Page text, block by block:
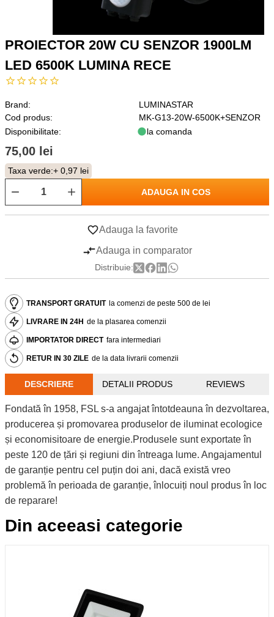
PROIECTOR 20W CU SENZOR 1900LM
LED 6500K LUMINA RECE
Brand:
LUMINASTAR
Cod produs:
MK-G13-20W-6500K+SENZOR
Disponibilitate:
la comanda
75,00 lei
Taxa verde:+ 0,97 lei
ADAUGA IN COS
Adauga la favorite
Adauga in comparator
Distribuie:
TRANSPORT GRATUIT la comenzi de peste 500 de lei
LIVRARE IN 24H de la plasarea comenzii
IMPORTATOR DIRECT fara intermediari
RETUR IN 30 ZILE de la data livrarii comenzii
DESCRIERE DETALII PRODUS REVIEWS
Fondată în 1958, FSL s-a angajat întotdeauna în dezvoltarea,
producerea și promovarea produselor de iluminat ecologice
și economisitoare de energie.Produsele sunt exportate în
peste 120 de țări și regiuni din întreaga lume. Angajamentul
de garanție pentru cel puțin doi ani, dacă există vreo
problemă în perioada de garanție, înlocuiți noul produs în loc
de reparare!
Din aceeasi categorie